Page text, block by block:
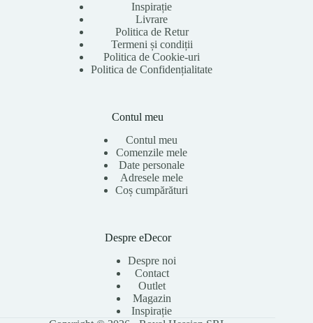
Inspirație
Livrare
Politica de Retur
Termeni și condiții
Politica de Cookie-uri
Politica de Confidențialitate
Contul meu
Contul meu
Comenzile mele
Date personale
Adresele mele
Coș cumpărături
Despre eDecor
Despre noi
Contact
Outlet
Magazin
Inspirație